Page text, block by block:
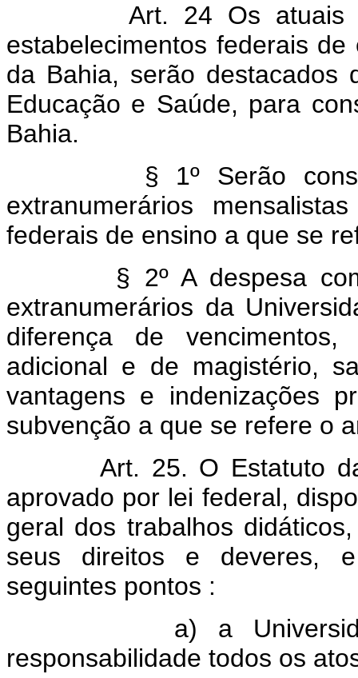
Art. 24 Os atuais
estabelecimentos federais
da Bahia, serão destacados
Educação e Saúde, para
Bahia.
§ 1º Serão
extranumerários
federais de ensino a que se
§ 2º A despesa com o
extranumerários da
diferença de
adicional e de magistério,
vantagens e indenizações
subvenção a que se refere o
Art. 25. O Estatuto
aprovado por lei federal,
geral dos trabalhos
seus direitos e deveres,
seguintes pontos :
a) a Universidade
responsabilidade todos os